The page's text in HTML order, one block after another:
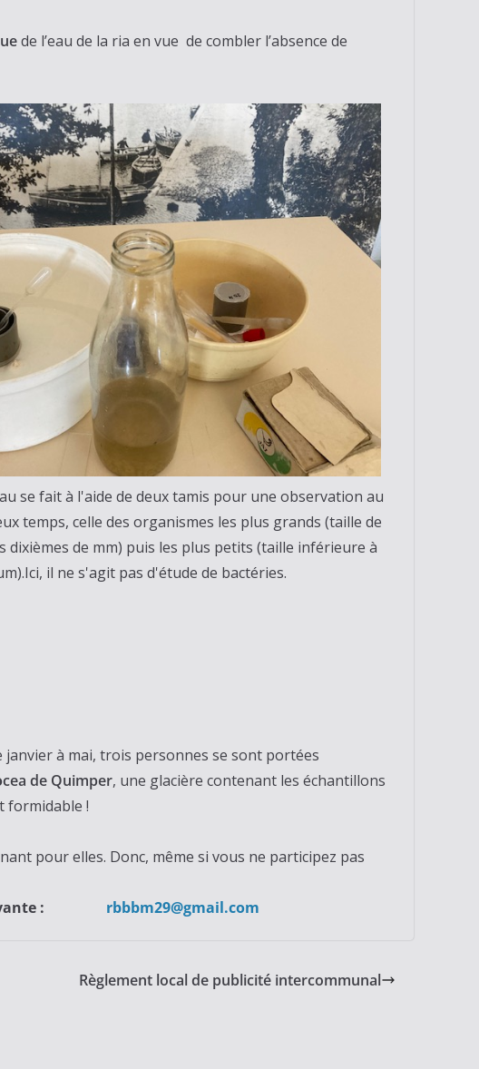
de l’eau de la ria en vue de combler l’absence de
se fait à l'aide de deux tamis pour une observation au
temps, celle des organismes les plus grands (taille de
dixièmes de mm) puis les plus petits (taille inférieure à
il ne s'agit pas d'étude de bactéries.
janvier à mai, trois personnes se sont portées
cea de Quimper, une glacière contenant les échantillons
formidable !
pour elles. Donc, même si vous ne participez pas
:
rbbbm29@gmail.com
Règlement local de publicité intercommunal